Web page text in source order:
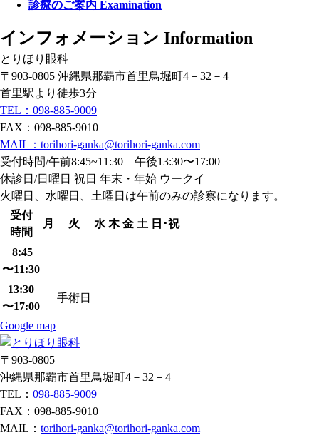
診療のご案内 Examination
インフォメーション Information
とりほり眼科
〒903-0805 沖縄県那覇市首里鳥堀町4－32－4
首里駅より徒歩3分
TEL：098-885-9009
FAX：098-885-9010
MAIL：torihori-ganka@torihori-ganka.com
受付時間/午前8:45~11:30 午後13:30〜17:00
休診日/日曜日 祝日 年末・年始 ウークイ
火曜日、水曜日、土曜日は午前のみの診察になります。
受付
時間
月 火 水 木 金 土 日･祝
8:45
〜11:30
13:30
〜17:00
手術日
Google map
〒903-0805
沖縄県那覇市首里鳥堀町4－32－4
TEL： 098-885-9009
FAX：098-885-9010
MAIL： torihori-ganka@torihori-ganka.com